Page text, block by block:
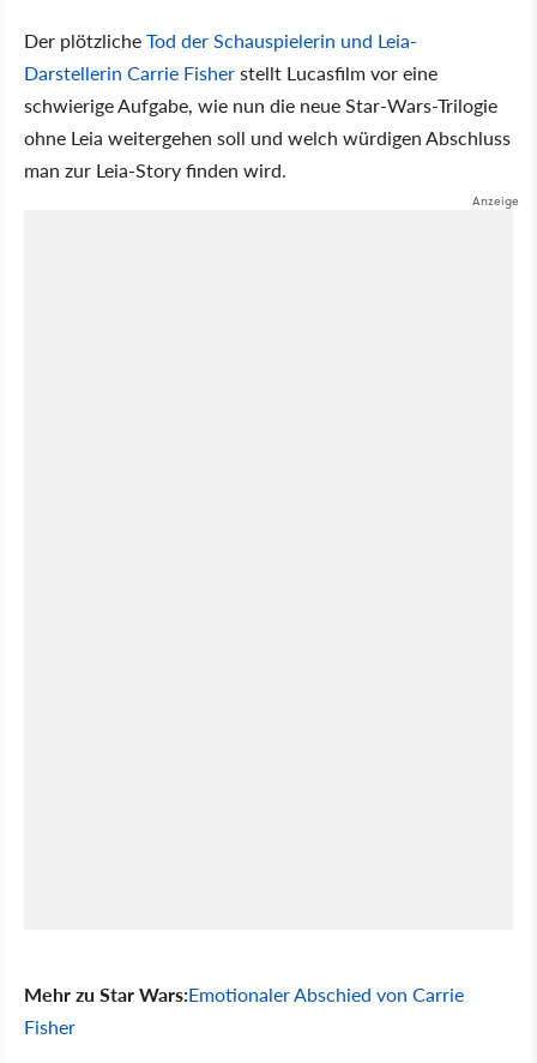
Der plötzlicheTod der Schauspielerin und Leia-
Darstellerin Carrie Fisherstellt Lucasfilm vor eine
schwierige Aufgabe, wie nun die neue Star-Wars-Trilogie
ohne Leia weitergehen soll und welch würdigen Abschluss
man zur Leia-Story finden wird.
Mehr zu Star Wars:Emotionaler Abschied von Carrie
Fisher